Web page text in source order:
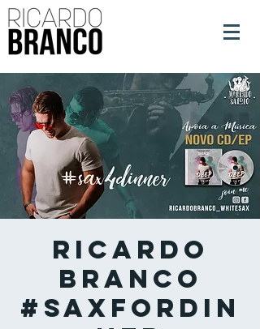
Ricardo
Branco
#SaxForDin